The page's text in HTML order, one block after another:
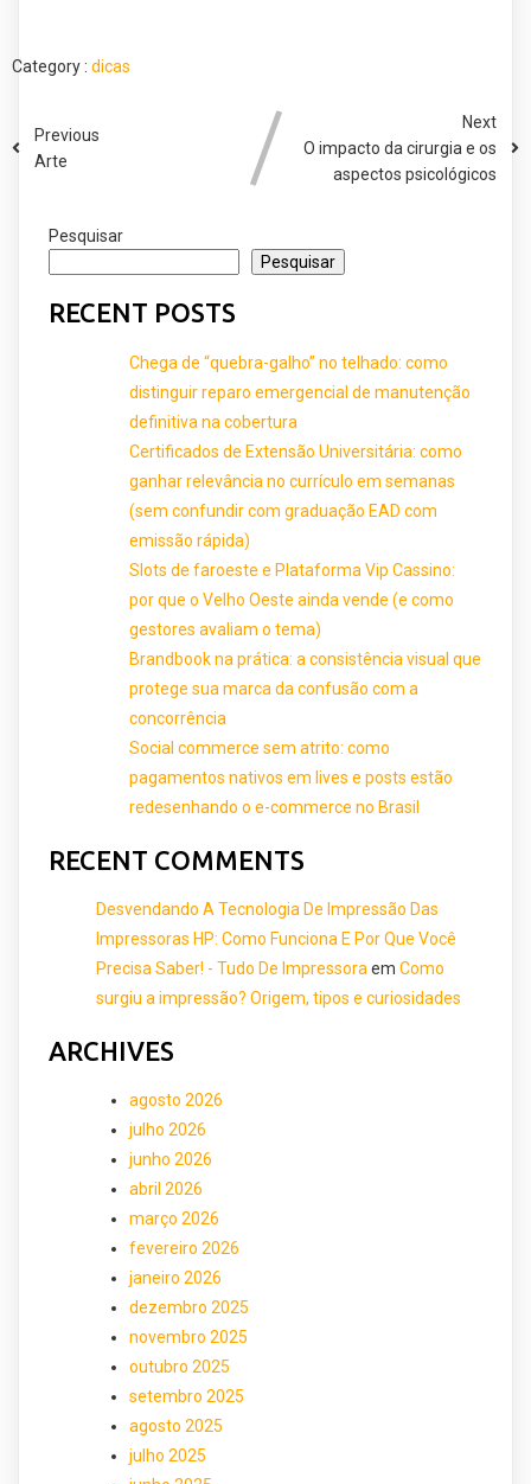
Category : dicas
Previous
Arte
Next
O impacto da cirurgia e os
aspectos psicológicos
Pesquisar
Pesquisar
RECENT POSTS
Chega de “quebra-galho” no telhado: como
distinguir reparo emergencial de manutenção
definitiva na cobertura
Certificados de Extensão Universitária: como
ganhar relevância no currículo em semanas
(sem confundir com graduação EAD com
emissão rápida)
Slots de faroeste e Plataforma Vip Cassino:
por que o Velho Oeste ainda vende (e como
gestores avaliam o tema)
Brandbook na prática: a consistência visual que
protege sua marca da confusão com a
concorrência
Social commerce sem atrito: como
pagamentos nativos em lives e posts estão
redesenhando o e-commerce no Brasil
RECENT COMMENTS
Desvendando A Tecnologia De Impressão Das
Impressoras HP: Como Funciona E Por Que Você
Precisa Saber! - Tudo De Impressora em Como
surgiu a impressão? Origem, tipos e curiosidades
ARCHIVES
agosto 2026
julho 2026
junho 2026
abril 2026
março 2026
fevereiro 2026
janeiro 2026
dezembro 2025
novembro 2025
outubro 2025
setembro 2025
agosto 2025
julho 2025